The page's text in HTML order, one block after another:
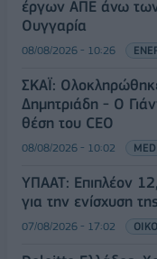
έργων ΑΠΕ άνω
Ουγγαρία
08/08/2026 - 10:26
ΣΚΑΪ:
Δημητριάδη - Ο
θέση του CEO
08/08/2026 - 10:02
ΥΠΑΑΤ: Επιπλέον
για την ενίσχυση
07/08/2026 - 17:02